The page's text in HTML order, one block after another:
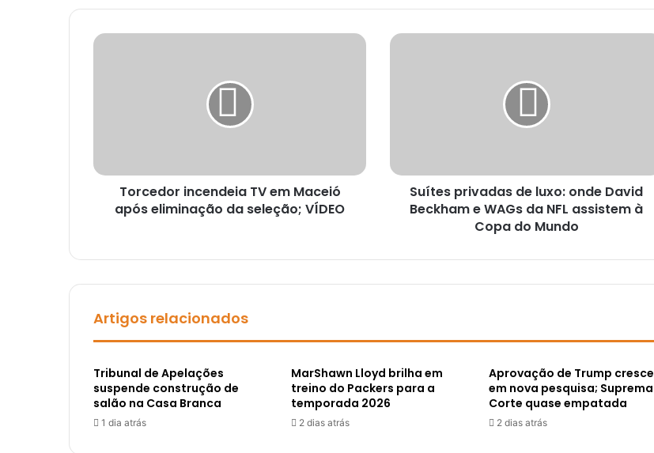
Torcedor incendeia TV em Maceió
após eliminação da seleção; VÍDEO
Suítes privadas de luxo: onde David
Beckham e WAGs da NFL assistem à
Copa do Mundo
Artigos relacionados
Tribunal de Apelações
suspende construção de
salão na Casa Branca
1 dia atrás
MarShawn Lloyd brilha em
treino do Packers para a
temporada 2026
2 dias atrás
Aprovação de Trump cresce
em nova pesquisa; Suprema
Corte quase empatada
2 dias atrás